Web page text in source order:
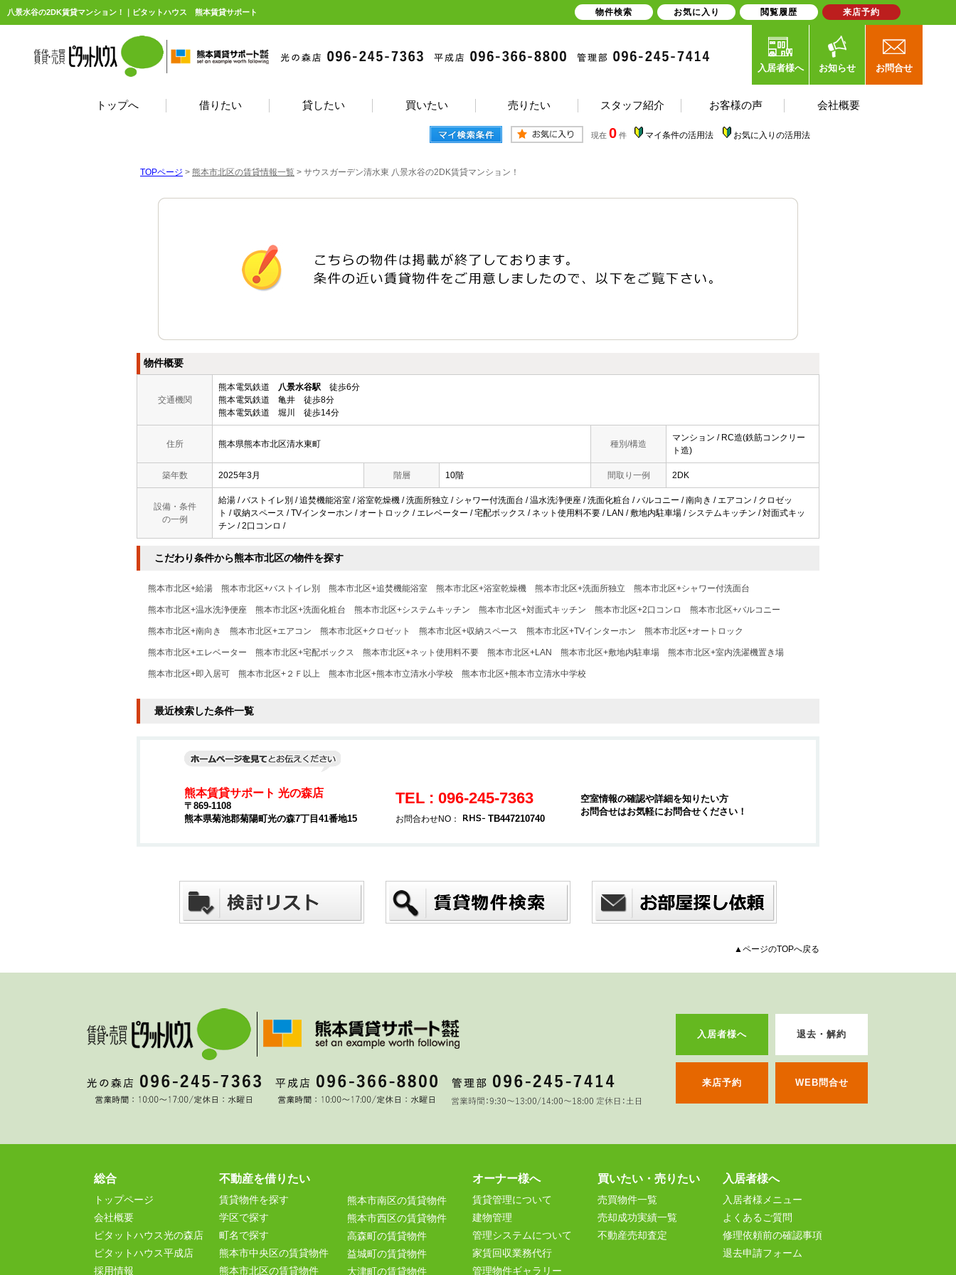
八景水谷の2DK賃貸マンション！｜ピタットハウス 熊本賃貸サポート
入居者様へ お知らせ お問合せ
トップへ 借りたい 貸したい 買いたい 売りたい スタッフ紹介 お客様の声 会社概要
現在 0 件 マイ条件の活用法 お気に入りの活用法
TOPページ > 熊本市北区の賃貸情報一覧 > サウスガーデン清水東 八景水谷の2DK賃貸マンション！
物件概要
交通機関
熊本電気鉄道 八景水谷駅 徒歩6分
熊本電気鉄道 亀井 徒歩8分
熊本電気鉄道 堀川 徒歩14分
住所 熊本県熊本市北区清水東町 種別/構造
マンション / RC造(鉄筋コンクリー
ト造)
築年数 2025年3月 階層 10階 間取り一例 2DK
設備・条件
の一例
給湯 / バストイレ別 / 追焚機能浴室 / 浴室乾燥機 / 洗面所独立 / シャワー付洗面台 / 温水洗浄便座 / 洗面化粧台 / バルコニー / 南向き / エアコン / クロゼッ
ト / 収納スペース / TVインターホン / オートロック / エレベーター / 宅配ボックス / ネット使用料不要 / LAN / 敷地内駐車場 / システムキッチン / 対面式キッ
チン / 2口コンロ /
こだわり条件から熊本市北区の物件を探す
熊本市北区+給湯 熊本市北区+バストイレ別 熊本市北区+追焚機能浴室 熊本市北区+浴室乾燥機 熊本市北区+洗面所独立 熊本市北区+シャワー付洗面台
熊本市北区+温水洗浄便座 熊本市北区+洗面化粧台 熊本市北区+システムキッチン 熊本市北区+対面式キッチン 熊本市北区+2口コンロ 熊本市北区+バルコニー
熊本市北区+南向き 熊本市北区+エアコン 熊本市北区+クロゼット 熊本市北区+収納スペース 熊本市北区+TVインターホン 熊本市北区+オートロック
熊本市北区+エレベーター 熊本市北区+宅配ボックス 熊本市北区+ネット使用料不要 熊本市北区+LAN 熊本市北区+敷地内駐車場 熊本市北区+室内洗濯機置き場
熊本市北区+即入居可 熊本市北区+２Ｆ以上 熊本市北区+熊本市立清水小学校 熊本市北区+熊本市立清水中学校
最近検索した条件一覧
熊本賃貸サポート 光の森店
〒869-1108
熊本県菊池郡菊陽町光の森7丁目41番地15
TEL : 096-245-7363
お問合わせNO： TB447210740
空室情報の確認や詳細を知りたい方
お問合せはお気軽にお問合せください！
▲ページのTOPへ戻る
入居者様へ 退去・解約
来店予約 WEB問合せ
総合
トップページ
会社概要
ピタットハウス光の森店
ピタットハウス平成店
採用情報
不動産を借りたい
賃貸物件を探す
学区で探す
町名で探す
熊本市中央区の賃貸物件
熊本市北区の賃貸物件
熊本市南区の賃貸物件
熊本市西区の賃貸物件
高森町の賃貸物件
益城町の賃貸物件
大津町の賃貸物件
オーナー様へ
賃貸管理について
建物管理
管理システムについて
家賃回収業務代行
管理物件ギャラリー
買いたい・売りたい
売買物件一覧
売却成功実績一覧
不動産売却査定
入居者様へ
入居者様メニュー
よくあるご質問
修理依頼前の確認事項
退去申請フォーム
物件検索 お気に入り 閲覧履歴 来店予約